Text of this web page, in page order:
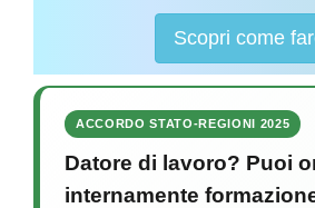
Scopri come
ACCORDO STATO-REGIONI 2025
Datore di lavoro? Puoi
internamente